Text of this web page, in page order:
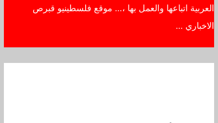
العربية اتباعها والعمل بها ،… موقع فلسطينيو قبرص
الاخباري …